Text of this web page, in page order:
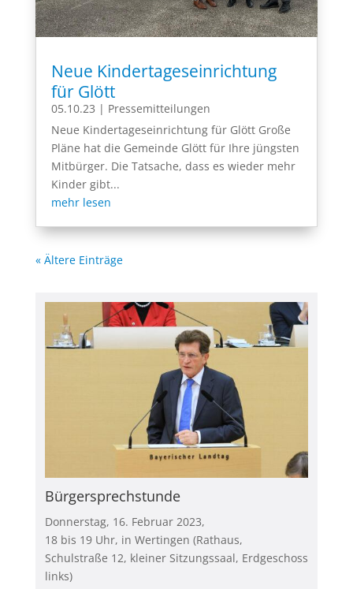
Neue Kindertageseinrichtung
für Glött
05.10.23 | Pressemitteilungen
Neue Kindertageseinrichtung für Glött Große
Pläne hat die Gemeinde Glött für Ihre jüngsten
Mitbürger. Die Tatsache, dass es wieder mehr
Kinder gibt...
mehr lesen
« Ältere Einträge
Bürgersprechstunde
Donnerstag, 16. Februar 2023,
18 bis 19 Uhr, in Wertingen (Rathaus,
Schulstraße 12, kleiner Sitzungssaal, Erdgeschoss
links)